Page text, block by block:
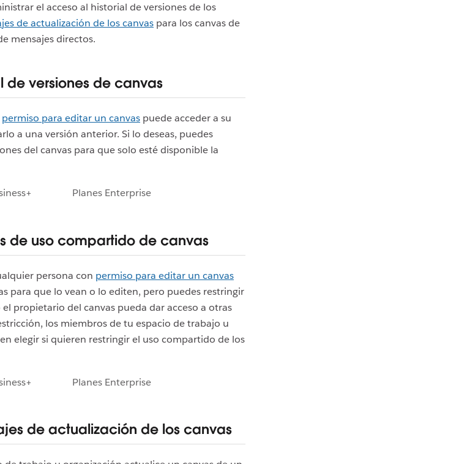
el acceso al historial de versiones de los
de actualización de los canvas para los canvas de
mensajes directos.
de versiones de canvas
permiso para editar un canvas puede acceder a su
a una versión anterior. Si lo deseas, puedes
del canvas para que solo esté disponible la
Planes Enterprise
de uso compartido de canvas
persona con permiso para editar un canvas
para que lo vean o lo editen, pero puedes restringir
propietario del canvas pueda dar acceso a otras
los miembros de tu espacio de trabajo u
elegir si quieren restringir el uso compartido de los
Planes Enterprise
de actualización de los canvas